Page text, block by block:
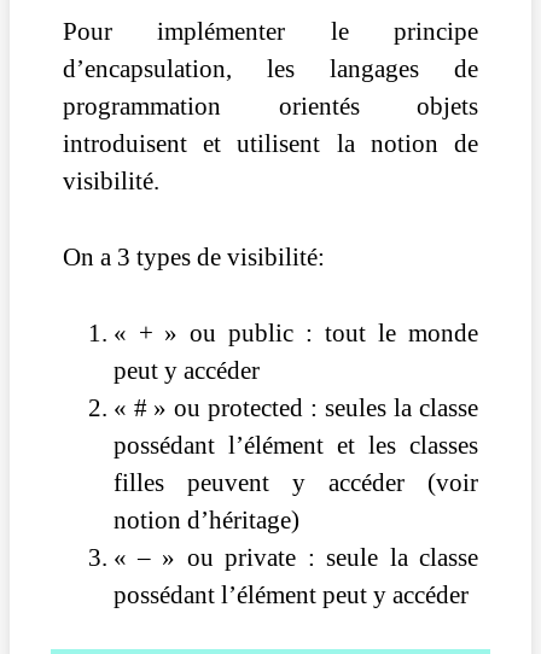
Pour implémenter le principe
d’encapsulation, les langages de
programmation orientés objets
introduisent et utilisent la notion de
visibilité.
On a 3 types de visibilité:
« + » ou public : tout le monde
peut y accéder
« # » ou protected : seules la classe
possédant l’élément et les classes
filles peuvent y accéder (voir
notion d’héritage)
« – » ou private : seule la classe
possédant l’élément peut y accéder